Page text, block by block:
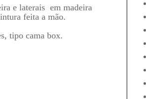
e laterais em madeira
feita a mão.
tipo cama box.